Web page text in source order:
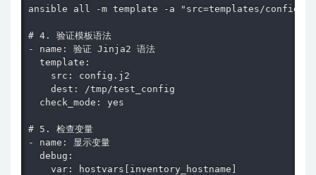
ansible all -m template -a "src=templates/
# 4. 验证模板语法
- name: 验证 Jinja2 语法
  template:
    src: config.j2
    dest: /tmp/test_config
  check_mode: yes
# 5. 检查变量
- name: 显示变量
  debug:
    var: hostvars[inventory_hostname]